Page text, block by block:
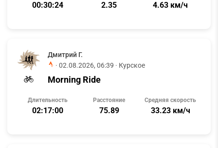
00:30:24 2.35 4.63 км/ч
Дмитрий Г.
· 02.08.2026, 06:39 · Курское
Morning Ride
Длительность
02:17:00
Расстояние
75.89
Средняя скорость
33.23 км/ч